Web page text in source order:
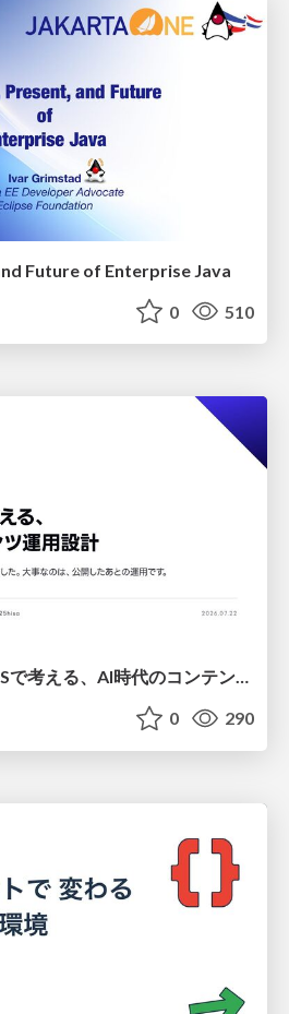
Future of Enterprise Java
0 510
20260722_microCMSで考える、AI時代のコンテンツ運用設計
0 290